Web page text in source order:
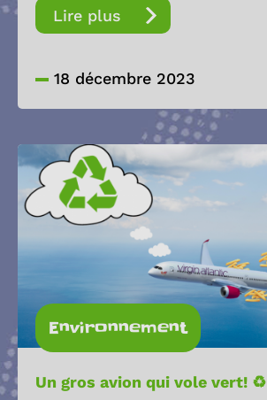
Lire plus
18 décembre 2023
Environnement
Un gros avion qui vole vert! ♻️